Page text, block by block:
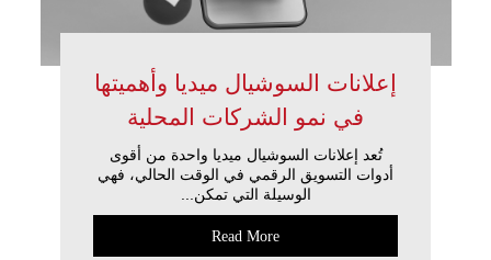
إعلانات السوشيال ميديا وأهميتها
في نمو الشركات المحلية
تُعد إعلانات السوشيال ميديا واحدة من أقوى
أدوات التسويق الرقمي في الوقت الحالي، فهي
الوسيلة التي تمكن...
Read More